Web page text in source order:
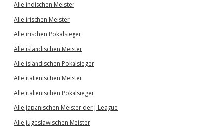
Alle indischen Meister
Alle irischen Meister
Alle irischen Pokalsieger
Alle isländischen Meister
Alle isländischen Pokalsieger
Alle italienischen Meister
Alle italienischen Pokalsieger
Alle japanischen Meister der J-League
Alle jugoslawischen Meister